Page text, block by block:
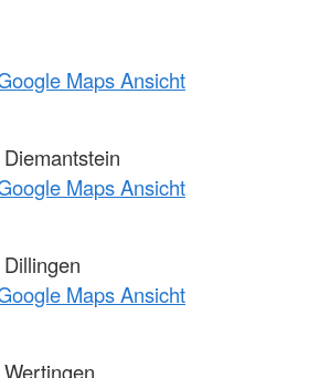
Maps Ansicht
Maps Ansicht
Maps Ansicht